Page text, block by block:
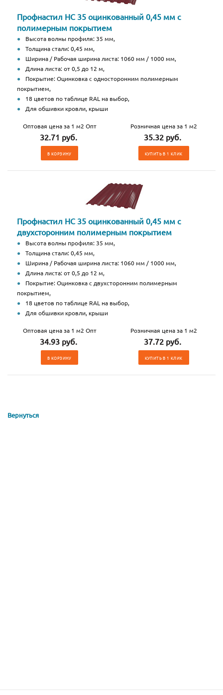
Профнастил НС 35 оцинкованный 0,45 мм с
полимерным покрытием
Высота волны профиля: 35 мм,
Толщина стали: 0,45 мм,
Ширина / Рабочая ширина листа: 1060 мм / 1000 мм,
Длина листа: от 0,5 до 12 м,
Покрытие: Оцинковка с односторонним полимерным
покрытием,
18 цветов по таблице RAL на выбор,
Для обшивки кровли, крыши
Оптовая цена за 1 м2 Опт
32.71 руб.
В КОРЗИНУ
Розничная цена за 1 м2
35.32 руб.
КУПИТЬ В 1 КЛИК
Профнастил НС 35 оцинкованный 0,45 мм с
двухсторонним полимерным покрытием
Высота волны профиля: 35 мм,
Толщина стали: 0,45 мм,
Ширина / Рабочая ширина листа: 1060 мм / 1000 мм,
Длина листа: от 0,5 до 12 м,
Покрытие: Оцинковка с двухсторонним полимерным
покрытием,
18 цветов по таблице RAL на выбор,
Для обшивки кровли, крыши
Оптовая цена за 1 м2 Опт
34.93 руб.
В КОРЗИНУ
Розничная цена за 1 м2
37.72 руб.
КУПИТЬ В 1 КЛИК
Вернуться